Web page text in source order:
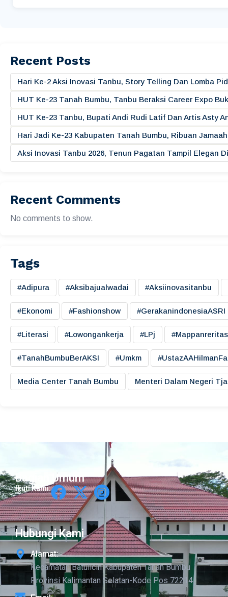
Recent Posts
Hari Ke-2 Aksi Inovasi Tanbu, Story Telling Dan Lomba
HUT Ke-23 Tanah Bumbu, Tanbu Beraksi Career Expo
HUT Ke-23 Tanbu, Bupati Andi Rudi Latif Dan Artis Asty
Hari Jadi Ke-23 Kabupaten Tanah Bumbu, Ribuan
Aksi Inovasi Tanbu 2026, Tenun Pagatan Tampil Elegan
Recent Comments
No comments to show.
Tags
#adipura #aksibajualwadai #aksiinovasitanbu
#ekonomi #fashionshow #gerakanindonesiaASRI
#literasi #lowongankerja #LPj
#TanahBumbuBerAKSI #umkm
Media Center Tanah Bumbu Menteri Dalam Negeri
Bagian Umum
Ikuti Kami:
Hubungi Kami
Alamat:
Kecamatan Batulicin Kabupaten Tanah Bumbu
Provinsi Kalimantan Selatan-Kode Pos 72214